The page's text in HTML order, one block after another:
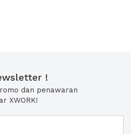
!
dan penawaran
XWORK!